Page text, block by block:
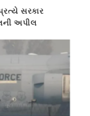
સરકાર
અપીલ